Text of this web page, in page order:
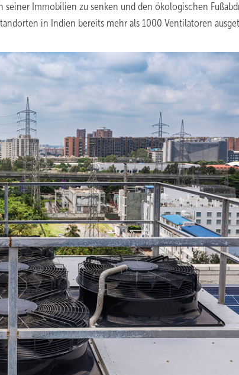
seiner Immobilien zu senken und den ökologischen
in Indien bereits mehr als 1000 Ventilatoren